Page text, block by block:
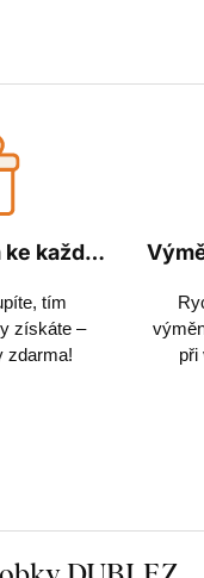
ke každé
tím
získáte –
zdarma!
při